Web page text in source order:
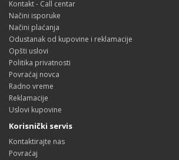
Kontakt - Call centar
Načini isporuke
Načini plaćanja
Odustanak od kupovine i reklamacije
Opšti uslovi
Politika privatnosti
Povraćaj novca
Radno vreme
Reklamacije
Uslovi kupovine
Korisnički servis
Kontaktirajte nas
Povraćaj